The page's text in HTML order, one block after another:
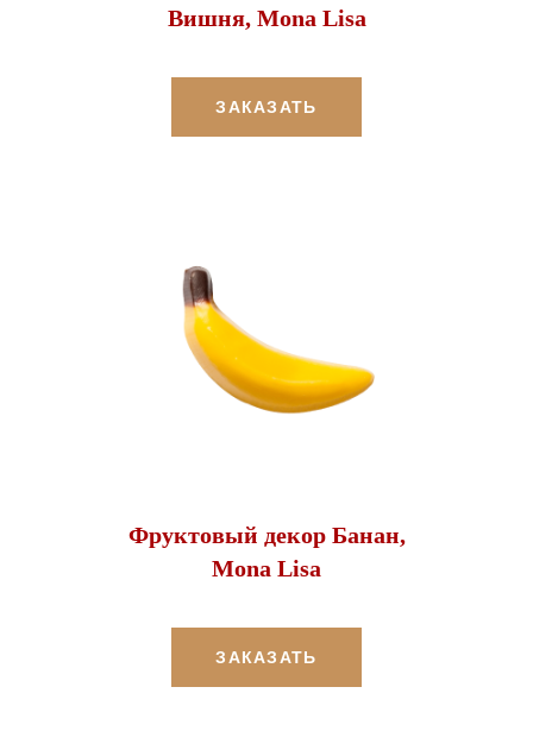
Вишня, Mona Lisa
ЗАКАЗАТЬ
Фруктовый декор Банан,
Mona Lisa
ЗАКАЗАТЬ